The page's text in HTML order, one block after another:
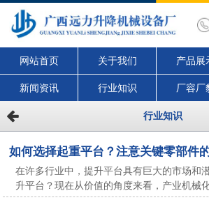
网站首页 关于我们 产品展
新闻资讯 行业知识 厂容厂
行业知识
如何选择起重平台？注意关键零部件
在许多行业中，提升平台具有巨大的市场和
升平台？现在从价值的角度来看，产业机械